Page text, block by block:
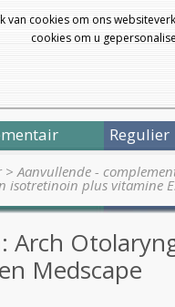
van cookies om ons
cookies om u
Regulier
>Aanvullende -
isotretinoin plus vitamine
Arch
Medscape